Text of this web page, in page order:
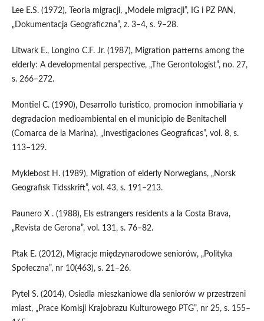
Lee E.S. (1972), Teoria migracji, „Modele migracji”, IG i PZ PAN,
„Dokumentacja Geograficzna”, z. 3–4, s. 9–28.
Litwark E., Longino C.F. Jr. (1987), Migration patterns among the
elderly: A developmental perspective, „The Gerontologist”, no. 27,
s. 266–272.
Montiel C. (1990), Desarrollo turistico, promocion inmobiliaria y
degradacion medioambiental en el municipio de Benitachell
(Comarca de la Marina), „Investigaciones Geograficas”, vol. 8, s.
113–129.
Myklebost H. (1989), Migration of elderly Norwegians, „Norsk
Geografisk Tidsskrift”, vol. 43, s. 191–213.
Paunero X . (1988), Els estrangers residents a la Costa Brava,
„Revista de Gerona”, vol. 131, s. 76–82.
Ptak E. (2012), Migracje międzynarodowe seniorów, „Polityka
Społeczna”, nr 10(463), s. 21–26.
Pytel S. (2014), Osiedla mieszkaniowe dla seniorów w przestrzeni
miast, „Prace Komisji Krajobrazu Kulturowego PTG”, nr 25, s. 155–